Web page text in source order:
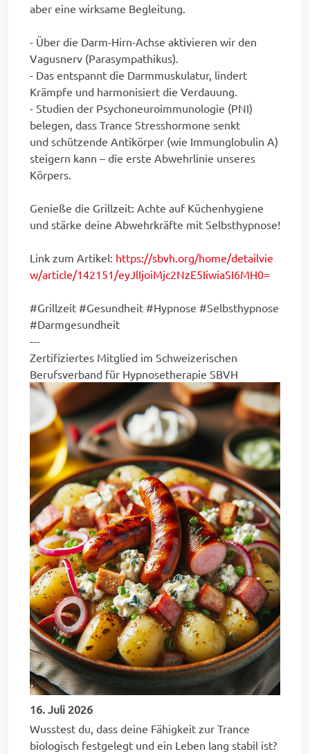
aber eine wirksame Begleitung.
- Über die Darm-Hirn-Achse aktivieren wir den
Vagusnerv (Parasympathikus).
- Das entspannt die Darmmuskulatur, lindert
Krämpfe und harmonisiert die Verdauung.
- Studien der Psychoneuroimmunologie (PNI)
belegen, dass Trance Stresshormone senkt
und schützende Antikörper (wie Immunglobulin A)
steigern kann – die erste Abwehrlinie unseres
Körpers.
Genieße die Grillzeit: Achte auf Küchenhygiene
und stärke deine Abwehrkräfte mit Selbsthypnose!
Link zum Artikel: https://sbvh.org/home/detailvie
w/article/142151/eyJlIjoiMjc2NzE5IiwiaSI6MH0=
#Grillzeit #Gesundheit #Hypnose #Selbsthypnose
#Darmgesundheit
---
Zertifiziertes Mitglied im Schweizerischen
Berufsverband für Hypnosetherapie SBVH
16. Juli 2026
Wusstest du, dass deine Fähigkeit zur Trance
biologisch festgelegt und ein Leben lang stabil ist?